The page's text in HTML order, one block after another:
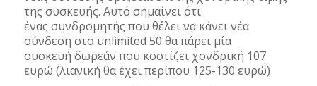
της συσκευής. Αυτό σημαίνει ότι
ένας συνδρομητής που θέλει να κάνει νέα
σύνδεση στο unlimited 50 θα πάρει μία
συσκευή δωρεάν που κοστίζει χονδρική 107
ευρώ (λιανική θα έχει περίπου 125-130 ευρώ)